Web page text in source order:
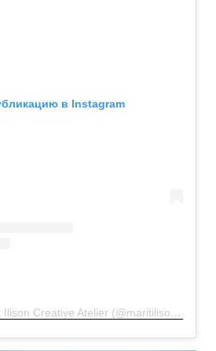
в Instagram
Публикация от Marit Ilison Creative Atelier (@maritilisoncreativeatelier)